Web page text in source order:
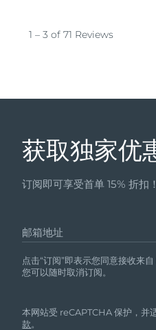
获取独家优
订阅即可享受首单 15% 折扣！
邮箱地址
点击“订阅”即表示您同意接收来
您可以随时取消订阅。
本网站受 reCAPTCHA 保护，并
款。